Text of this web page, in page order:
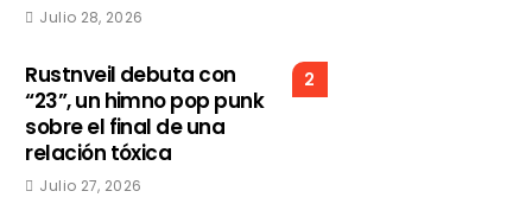
Julio 28, 2026
2
Rustnveil debuta con
“23”, un himno pop punk
sobre el final de una
relación tóxica
Julio 27, 2026